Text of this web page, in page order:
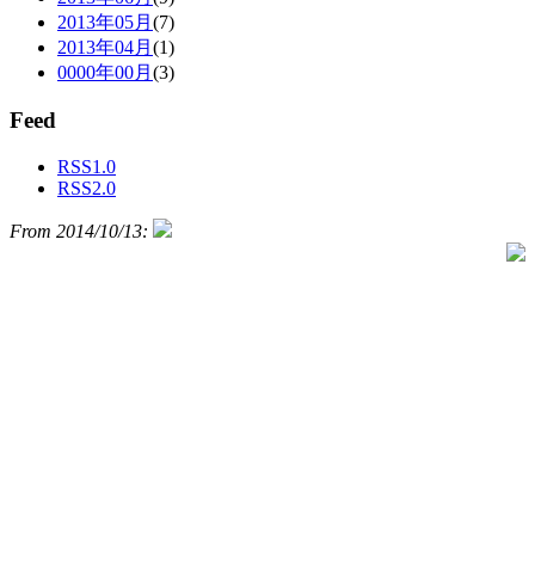
2013年05月 (7)
2013年04月 (1)
0000年00月 (3)
Feed
RSS1.0
RSS2.0
From 2014/10/13: